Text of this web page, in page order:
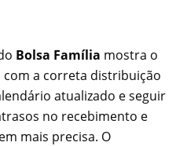
Bolsa Família mostra o
a correta distribuição
atualizado e seguir
no recebimento e
mais precisa. O